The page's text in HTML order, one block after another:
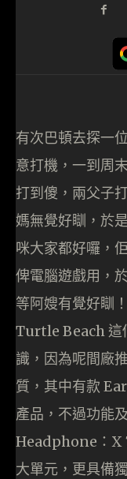
有次巴頓去探一
意打機，一到周
打到傻，兩父子
媽無覺好瞓，於
咪大家都好囉，
俾電腦遊戲用，
等阿嫂有覺好瞓！
Turtle Beach 這
識，因為呢間廠
質，其中有款
產品，不過功能
Headphone：X
大單元，更具備